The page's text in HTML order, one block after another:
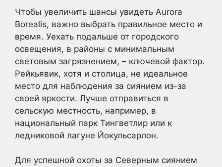
Чтобы увеличить шансы увидеть Aurora
Borealis, важно выбрать правильное место и
время. Уехать подальше от городского
освещения, в районы с минимальным
световым загрязнением, – ключевой фактор.
Рейкьявик, хотя и столица, не идеальное
место для наблюдения за сиянием из-за
своей яркости. Лучше отправиться в
сельскую местность, например, в
национальный парк Тингветлир или к
ледниковой лагуне Йокульсарлон.
Для успешной охоты за Северным сиянием